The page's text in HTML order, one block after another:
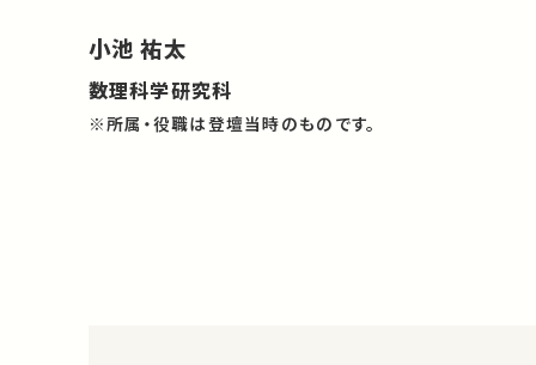
小池 祐太
数理科学研究科
※所属・役職は登壇当時のものです。